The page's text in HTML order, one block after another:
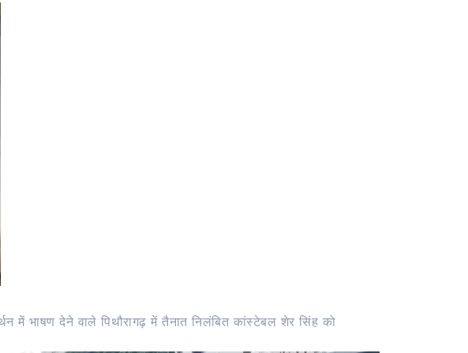
में भाषण देने वाले पिथौरागढ़ में तैनात निलंबित कांस्टेबल शेर सिंह को